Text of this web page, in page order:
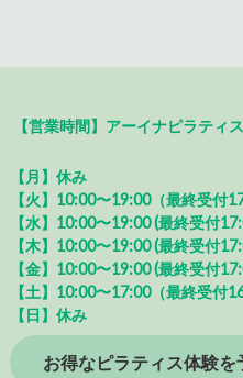
【営業時間】アーイナピラティス
【月】休み
【火】10:00〜19:00（最終受付
【水】10:00〜19:00 (最終受付
【木】10:00〜19:00 (最終受付
【金】10:00〜19:00 (最終受付
【土】10:00〜17:00（最終受付
【日】休み
お得なピラティス体験を